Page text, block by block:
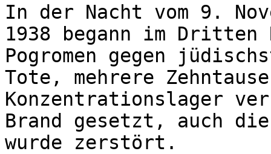
In der Nacht vom 9.
1938 begann im
Pogromen gegen
Tote, mehrere
Konzentrationslager
Brand gesetzt, auch die
wurde zerstört.